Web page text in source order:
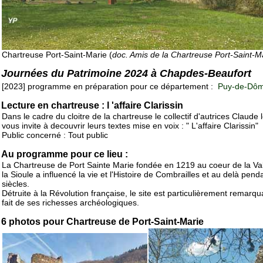
Chartreuse Port-Saint-Marie (doc. Amis de la Chartreuse Port-Saint-
Journées du Patrimoine 2024 à Chapdes-Beaufort
[2023] programme en préparation pour ce département : Puy-de-
Lecture en chartreuse : l 'affaire Clarissin
Dans le cadre du cloitre de la chartreuse le collectif d'autrices Claude
vous invite à decouvrir leurs textes mise en voix : " L'affaire Clarissin"
Public concerné : Tout public
Au programme pour ce lieu :
La Chartreuse de Port Sainte Marie fondée en 1219 au coeur de la
la Sioule a influencé la vie et l'Histoire de Combrailles et au delà
siècles.
Détruite à la Révolution française, le site est particulièrement
fait de ses richesses archéologiques.
6 photos pour Chartreuse de Port-Saint-Marie